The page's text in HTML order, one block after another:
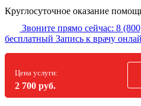
Круглосуточное оказание
Звоните прямо сейчас: 8
бесплатный Запись к врачу
Цена услуги:
2 700 руб.